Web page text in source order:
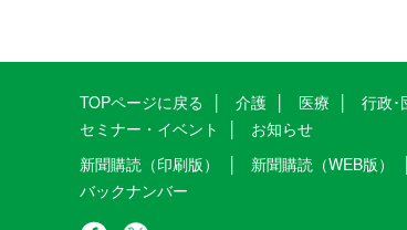
TOPページに戻る 介護 医療 行政･
セミナー・イベント
お知らせ
新聞購読（印刷版）
新聞購読（WEB版）
バックナンバー